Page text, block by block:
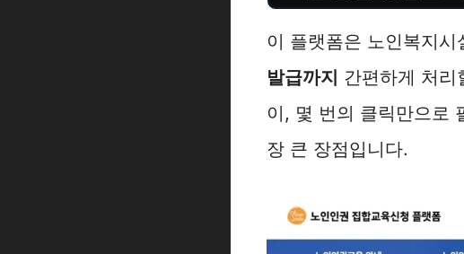
이 플랫폼은 노인복지
발급까지 간편하게 처리
이, 몇 번의 클릭만으로
장 큰 장점입니다.